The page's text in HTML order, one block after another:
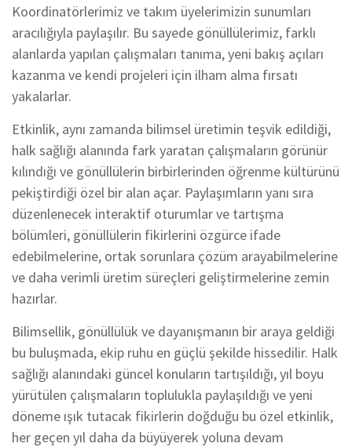
Koordinatörlerimiz ve takım üyelerimizin sunumları
aracılığıyla paylaşılır. Bu sayede gönüllülerimiz, farklı
alanlarda yapılan çalışmaları tanıma, yeni bakış açıları
kazanma ve kendi projeleri için ilham alma fırsatı
yakalarlar.
Etkinlik, aynı zamanda bilimsel üretimin teşvik edildiği,
halk sağlığı alanında fark yaratan çalışmaların görünür
kılındığı ve gönüllülerin birbirlerinden öğrenme kültürünü
pekiştirdiği özel bir alan açar. Paylaşımların yanı sıra
düzenlenecek interaktif oturumlar ve tartışma
bölümleri, gönüllülerin fikirlerini özgürce ifade
edebilmelerine, ortak sorunlara çözüm arayabilmelerine
ve daha verimli üretim süreçleri geliştirmelerine zemin
hazırlar.
Bilimsellik, gönüllülük ve dayanışmanın bir araya geldiği
bu buluşmada, ekip ruhu en güçlü şekilde hissedilir. Halk
sağlığı alanındaki güncel konuların tartışıldığı, yıl boyu
yürütülen çalışmaların toplulukla paylaşıldığı ve yeni
döneme ışık tutacak fikirlerin doğduğu bu özel etkinlik,
her geçen yıl daha da büyüyerek yoluna devam